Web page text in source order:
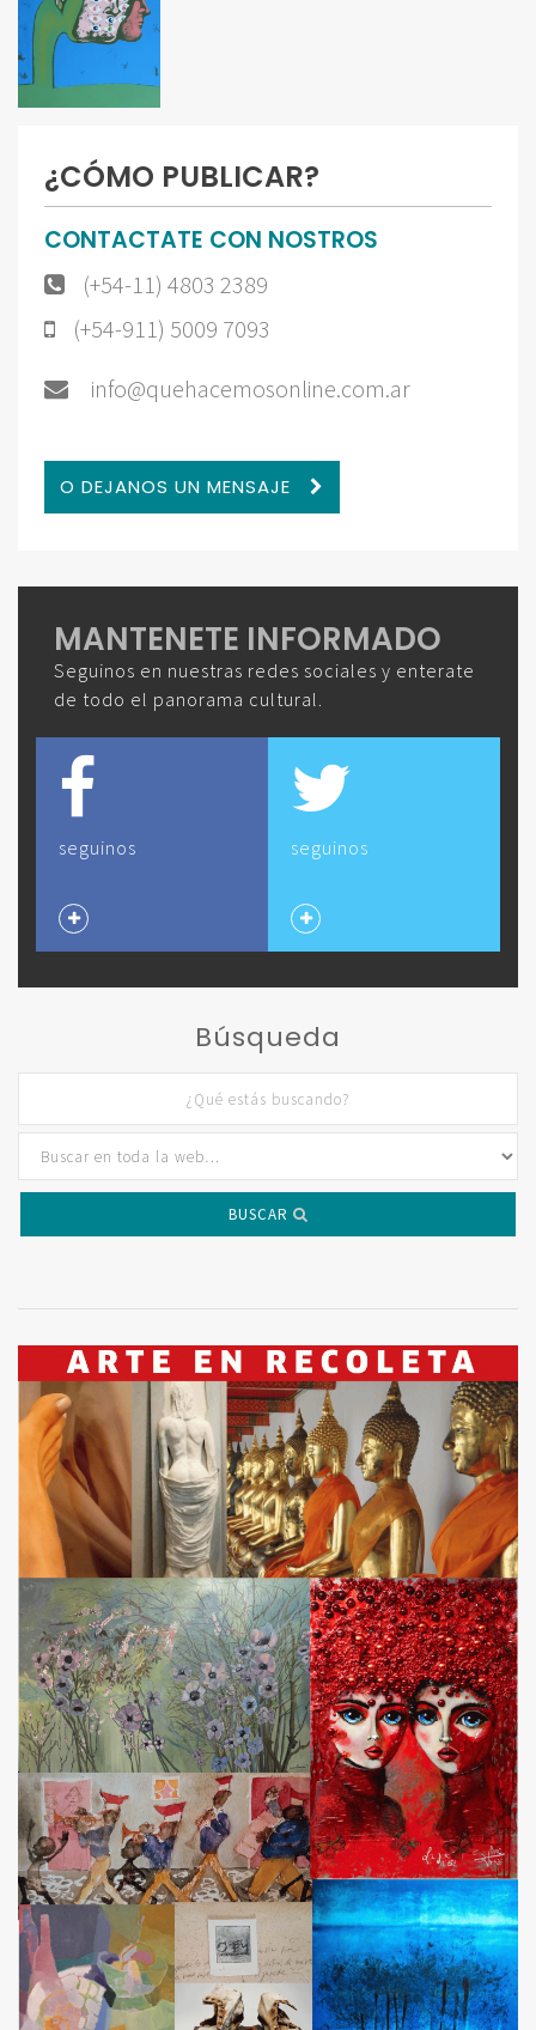
¿CÓMO PUBLICAR?
CONTACTATE CON NOSTROS
(+54-11) 4803 2389
(+54-911) 5009 7093
info@quehacemosonline.com.ar
O DEJANOS UN MENSAJE
MANTENETE INFORMADO
Seguinos en nuestras redes sociales y enterate
de todo el panorama cultural.
seguinos seguinos
Búsqueda
BUSCAR